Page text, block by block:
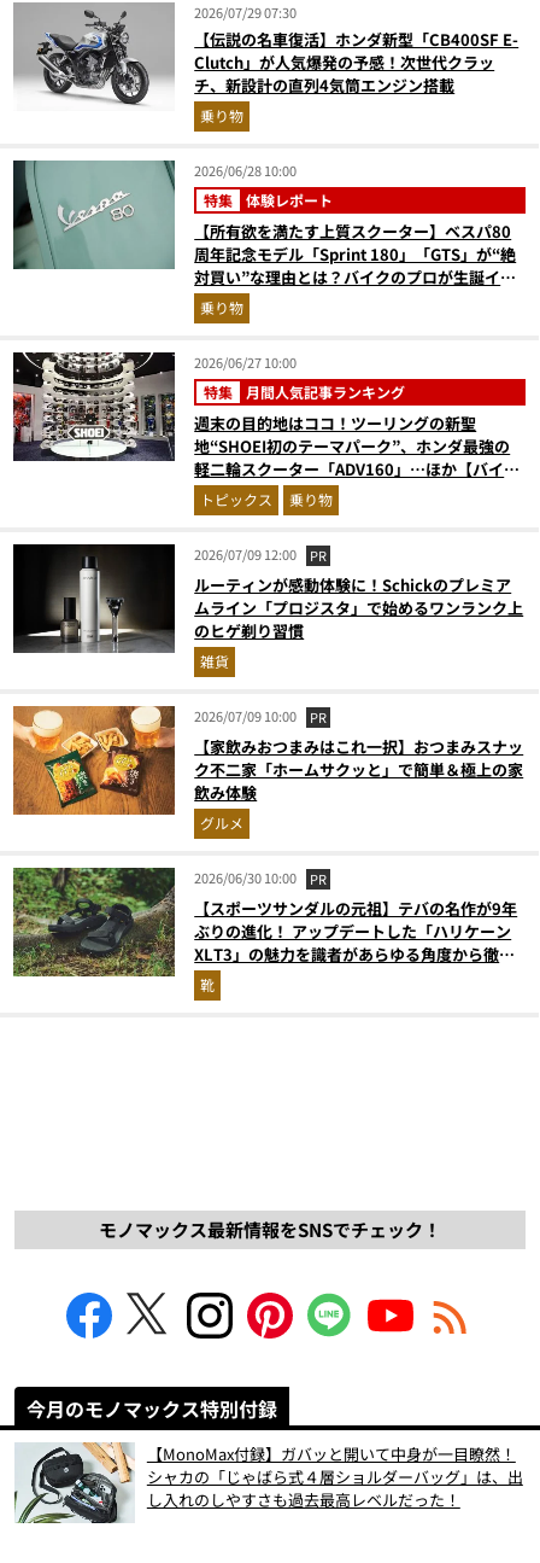
2026/07/29 07:30
【伝説の名車復活】ホンダ新型「CB400SF E-
Clutch」が人気爆発の予感！次世代クラッ
チ、新設計の直列4気筒エンジン搭載
乗り物
2026/06/28 10:00
特集 体験レポート
【所有欲を満たす上質スクーター】ベスパ80
周年記念モデル「Sprint 180」「GTS」が“絶
対買い”な理由とは？バイクのプロが生誕イベ
ントから実車レビュー！
乗り物
2026/06/27 10:00
特集 月間人気記事ランキング
週末の目的地はココ！ツーリングの新聖
地“SHOEI初のテーマパーク”、ホンダ最強の
軽二輪スクーター「ADV160」…ほか【バイク
の人気記事ランキングベスト3】（2026年5月
版）
トピックス 乗り物
2026/07/09 12:00 PR
ルーティンが感動体験に！Schickのプレミア
ムライン「プロジスタ」で始めるワンランク上
のヒゲ剃り習慣
雑貨
2026/07/09 10:00 PR
【家飲みおつまみはこれ一択】おつまみスナッ
ク不二家「ホームサクッと」で簡単＆極上の家
飲み体験
グルメ
2026/06/30 10:00 PR
【スポーツサンダルの元祖】テバの名作が9年
ぶりの進化！ アップデートした「ハリケーン
XLT3」の魅力を識者があらゆる角度から徹底
解説！
靴
モノマックス最新情報をSNSでチェック！
今月のモノマックス特別付録
【MonoMax付録】ガバッと開いて中身が一目瞭然！
シャカの「じゃばら式４層ショルダーバッグ」は、出
し入れのしやすさも過去最高レベルだった！